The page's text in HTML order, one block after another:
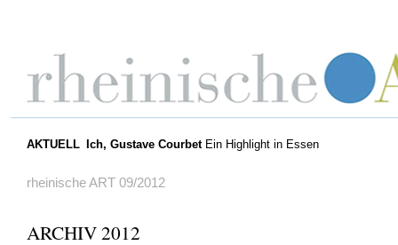
AKTUELL Ich, Gustave CourbetEin Highlight in Essen
rheinische ART 09/2012
ARCHIV 2012